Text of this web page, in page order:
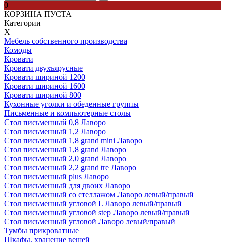
0
КОРЗИНА ПУСТА
Категории
Х
Мебель собственного производства
Комоды
Кровати
Кровати двухъярусные
Кровати шириной 1200
Кровати шириной 1600
Кровати шириной 800
Кухонные уголки и обеденные группы
Письменные и компьютерные столы
Стол письменный 0,8 Лаворо
Стол письменный 1,2 Лаворо
Стол письменный 1,8 grand mini Лаворо
Стол письменный 1,8 grand Лаворо
Стол письменный 2,0 grand Лаворо
Стол письменный 2,2 grand tre Лаворо
Стол письменный plus Лаворо
Стол письменный для двоих Лаворо
Стол письменный со стеллажом Лаворо левый/правый
Стол письменный угловой L Лаворо левый/правый
Стол письменный угловой step Лаворо левый/правый
Стол письменный угловой Лаворо левый/правый
Тумбы прикроватные
Шкафы, хранение вещей